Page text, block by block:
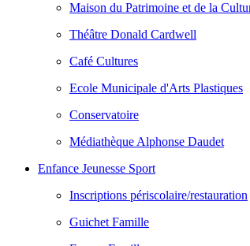
Maison du Patrimoine et de la
Théâtre Donald Cardwell
Café Cultures
Ecole Municipale d'Arts Plastiques
Conservatoire
Médiathèque Alphonse Daudet
Enfance Jeunesse Sport
Inscriptions périscolaire/restauration
Guichet Famille